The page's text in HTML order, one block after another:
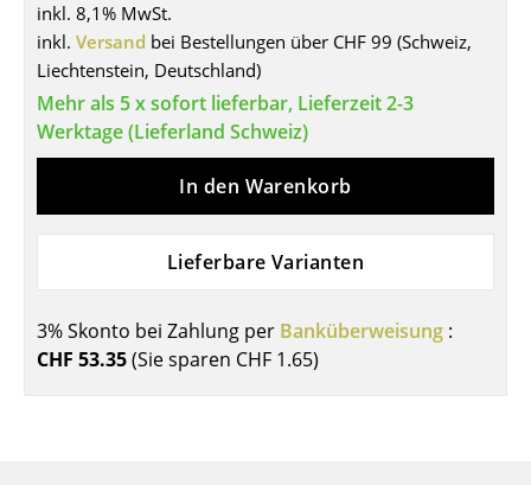
Schreibtische
Sekretäre & PC-Tische
Konferenztische
Stehtische & Stehpulte
Einzelteile
inkl. 8,1% MwSt.
inkl. Versand bei Bestellungen über CHF 99 (Schweiz,
Liechtenstein, Deutschland)
Mehr als 5 x sofort lieferbar, Lieferzeit 2-3
Werktage (Lieferland Schweiz)
In den Warenkorb
Lieferbare Varianten
3% Skonto bei Zahlung per Banküberweisung :
CHF 53.35(Sie sparen CHF 1.65)